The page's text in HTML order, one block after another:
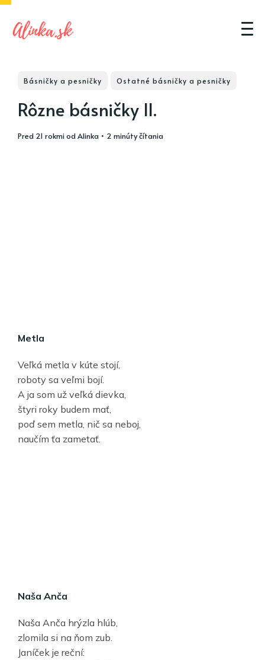
Básničky a pesničky Ostatné básničky a pesničky
Rôzne básničky II.
pred 21 rokmiodAlinka • 2 minúty čítania
Metla
Veľká metla v kúte stojí,
roboty sa veľmi bojí.
A ja som už veľká dievka,
štyri roky budem mať,
poď sem metla, nič sa neboj,
naučím ťa zametať.
Naša Anča
Naša Anča hrýzla hlúb,
zlomila si na ňom zub.
Janíček je reční: